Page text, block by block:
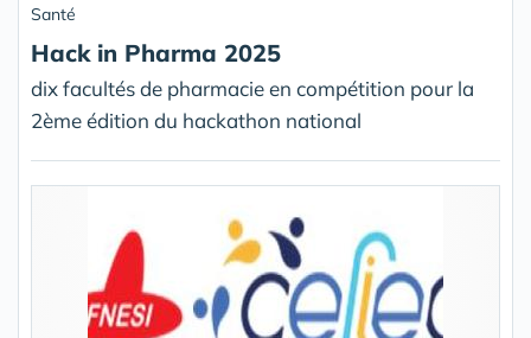
Santé
Hack in Pharma 2025
dix facultés de pharmacie en compétition pour la
2ème édition du hackathon national